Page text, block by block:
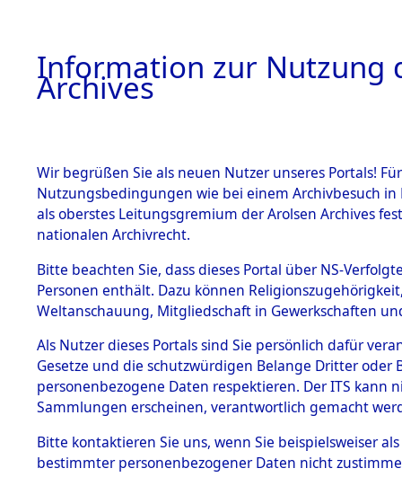
BESTÄNDE
1.
Inhaftierungsdoku
mente
1.2.9 Beim ITS
Effekten
1.2.9.1
Effekten aus
dem KZ
Dachau
1.2.9.2
Effekten aus
dem KZ
0003
Information zur Nutzung
Archives
Wir begrüßen Sie als neuen Nutzer unseres Portals!
Nutzungsbedingungen wie bei einem Archivbesuch
als oberstes Leitungsgremium der Arolsen Archives
nationalen Archivrecht.
Bitte beachten Sie, dass dieses Portal über NS-
Personen enthält. Dazu können
Weltanschauung, Mitgliedschaft in Gewerkschaften
Als Nutzer dieses Portals sind Sie persönlich dafür
Gesetze und die schutzwürdigen Belange Dritter
personenbezogene Daten respektieren. Der ITS
Sammlungen erscheinen, verantwortlich gemacht
Bitte kontaktieren Sie uns, wenn Sie beispielsweiser
bestimmter personenbezogener Daten nicht